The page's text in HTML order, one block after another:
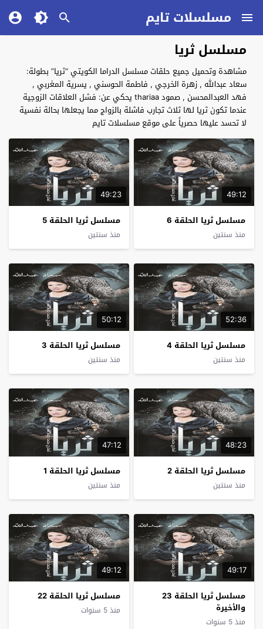
مسلسلات تايم
مسلسل ثريا
مشاهدة وتحميل جميع حلقات مسلسل الدراما الكويتي “ثريا” بطولة:
سعاد عبدالله , زهرة الخرجي , فاطمة الحوسني , يسرية المغربي ,
فهد العبدالمحسن , صمود thariaa يحكي عن: فشل العلاقات الزوجية
عندما تكون ثريا لها ثلاث تجارب فاشلة بالزواج مما يجعلها بحالة نفسية
لا تحسد عليها حصرياً على موقع مسلسلات تايم
49:12
مسلسل ثريا الحلقة 6
منذ سنتين
49:23
مسلسل ثريا الحلقة 5
منذ سنتين
52:36
مسلسل ثريا الحلقة 4
منذ سنتين
50:12
مسلسل ثريا الحلقة 3
منذ سنتين
48:23
مسلسل ثريا الحلقة 2
منذ سنتين
47:12
مسلسل ثريا الحلقة 1
منذ سنتين
49:17
مسلسل ثريا الحلقة 23
والأخيرة
منذ 5 سنوات
49:12
مسلسل ثريا الحلقة 22
منذ 5 سنوات